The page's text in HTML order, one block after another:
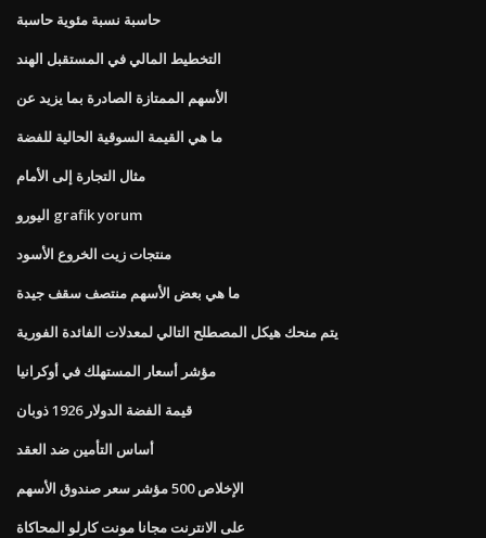
حاسبة نسبة مئوية حاسبة
التخطيط المالي في المستقبل الهند
الأسهم الممتازة الصادرة بما يزيد عن
ما هي القيمة السوقية الحالية للفضة
مثال التجارة إلى الأمام
اليورو grafik yorum
منتجات زيت الخروع الأسود
ما هي بعض الأسهم منتصف سقف جيدة
يتم منحك هيكل المصطلح التالي لمعدلات الفائدة الفورية
مؤشر أسعار المستهلك في أوكرانيا
قيمة الفضة الدولار 1926 ذوبان
أساس التأمين ضد العقد
الإخلاص 500 مؤشر سعر صندوق الأسهم
على الانترنت مجانا مونت كارلو المحاكاة